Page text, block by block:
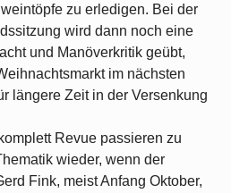
zu erledigen. Bei der
wird dann noch eine
und Manöverkritik geübt,
im nächsten
längere Zeit in der Versenkung
Revue passieren zu
wieder, wenn der
Fink, meist Anfang Oktober,